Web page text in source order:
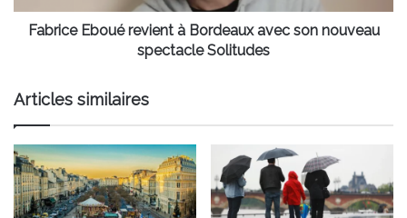
spectacle Solitudes
Fabrice Eboué revient à Bordeaux avec son nouveau
spectacle Solitudes
Articles similaires